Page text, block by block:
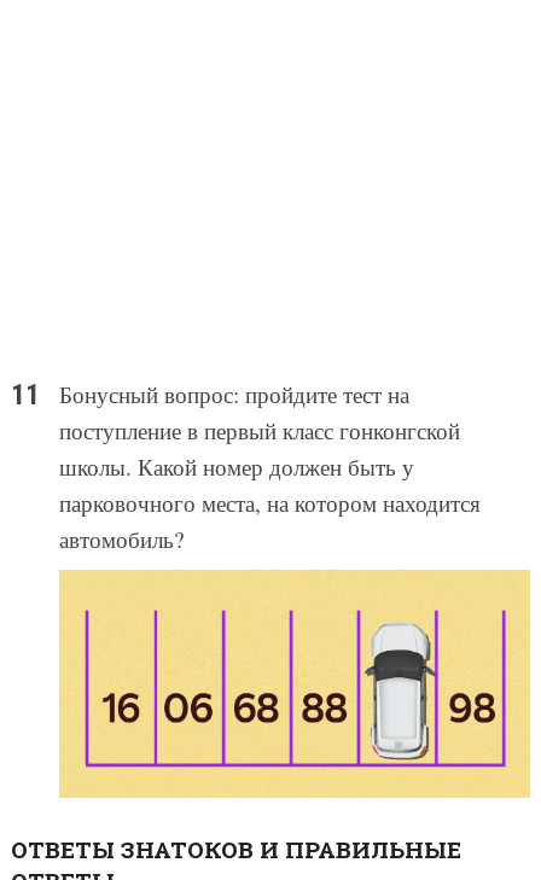
Бонусный вопрос: пройдите тест на
поступление в первый класс гонконгской
школы. Какой номер должен быть у
парковочного места, на котором находится
автомобиль?
ОТВЕТЫ ЗНАТОКОВ И ПРАВИЛЬНЫЕ